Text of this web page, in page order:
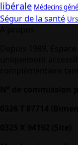
libérale Médecins
Ségur de la santé